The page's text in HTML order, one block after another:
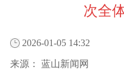
次全
2026-01-05 14:32
来源： 蓝山新闻网